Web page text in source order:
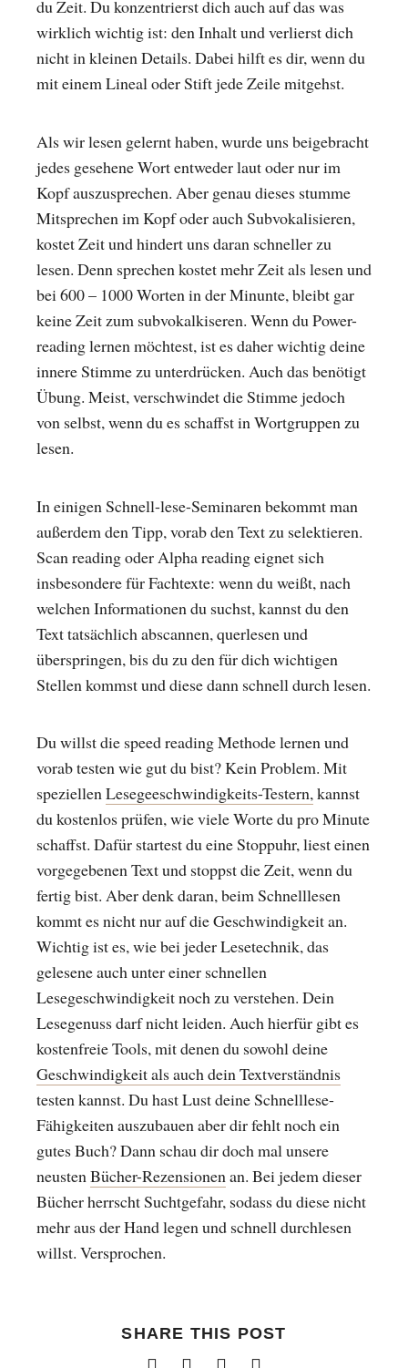
du Zeit. Du konzentrierst dich auch auf das was
wirklich wichtig ist: den Inhalt und verlierst dich
nicht in kleinen Details. Dabei hilft es dir, wenn du
mit einem Lineal oder Stift jede Zeile mitgehst.
Als wir lesen gelernt haben, wurde uns beigebracht
jedes gesehene Wort entweder laut oder nur im
Kopf auszusprechen. Aber genau dieses stumme
Mitsprechen im Kopf oder auch Subvokalisieren,
kostet Zeit und hindert uns daran schneller zu
lesen. Denn sprechen kostet mehr Zeit als lesen und
bei 600 – 1000 Worten in der Minunte, bleibt gar
keine Zeit zum subvokalkiseren. Wenn du Power-
reading lernen möchtest, ist es daher wichtig deine
innere Stimme zu unterdrücken. Auch das benötigt
Übung. Meist, verschwindet die Stimme jedoch
von selbst, wenn du es schaffst in Wortgruppen zu
lesen.
In einigen Schnell-lese-Seminaren bekommt man
außerdem den Tipp, vorab den Text zu selektieren.
Scan reading oder Alpha reading eignet sich
insbesondere für Fachtexte: wenn du weißt, nach
welchen Informationen du suchst, kannst du den
Text tatsächlich abscannen, querlesen und
überspringen, bis du zu den für dich wichtigen
Stellen kommst und diese dann schnell durch lesen.
Du willst die speed reading Methode lernen und
vorab testen wie gut du bist? Kein Problem. Mit
speziellenLesegeeschwindigkeits-Testern,kannst
du kostenlos prüfen, wie viele Worte du pro Minute
schaffst. Dafür startest du eine Stoppuhr, liest einen
vorgegebenen Text und stoppst die Zeit, wenn du
fertig bist. Aber denk daran, beim Schnelllesen
kommt es nicht nur auf die Geschwindigkeit an.
Wichtig ist es, wie bei jeder Lesetechnik, das
gelesene auch unter einer schnellen
Lesegeschwindigkeit noch zu verstehen. Dein
Lesegenuss darf nicht leiden. Auch hierfür gibt es
kostenfreie Tools, mit denen du sowohl deine
Geschwindigkeit als auch dein Textverständnis
testen kannst. Du hast Lust deine Schnelllese-
Fähigkeiten auszubauen aber dir fehlt noch ein
gutes Buch? Dann schau dir doch mal unsere
neustenBücher-Rezensionenan. Bei jedem dieser
Bücher herrscht Suchtgefahr, sodass du diese nicht
mehr aus der Hand legen und schnell durchlesen
willst. Versprochen.
SHARE THIS POST